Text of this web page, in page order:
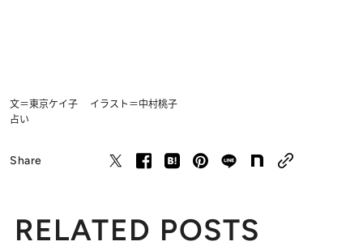
文＝東京ケイ子 イラスト＝中村桃子
占い
Share
RELATED POSTS